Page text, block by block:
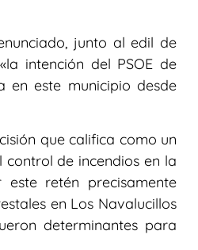
junto al edil de
intención del PSOE de
en este municipio desde
que califica como un
de incendios en la
retén precisamente
en Los Navalucillos
determinantes para